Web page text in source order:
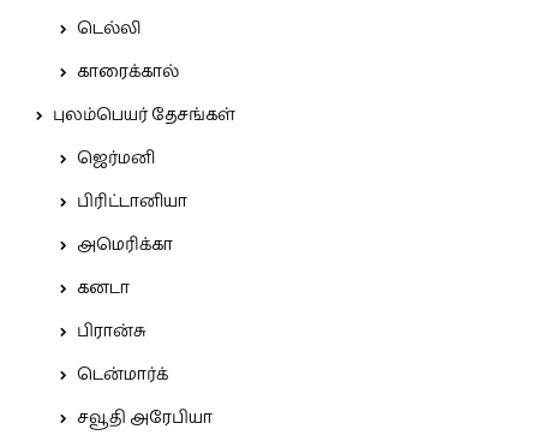
டெல்லி
காரைக்கால்
புலம்பெயர் தேசங்கள்
ஜெர்மனி
பிரிட்டானியா
அமெரிக்கா
கனடா
பிரான்சு
டென்மார்க்
சவூதி அரேபியா